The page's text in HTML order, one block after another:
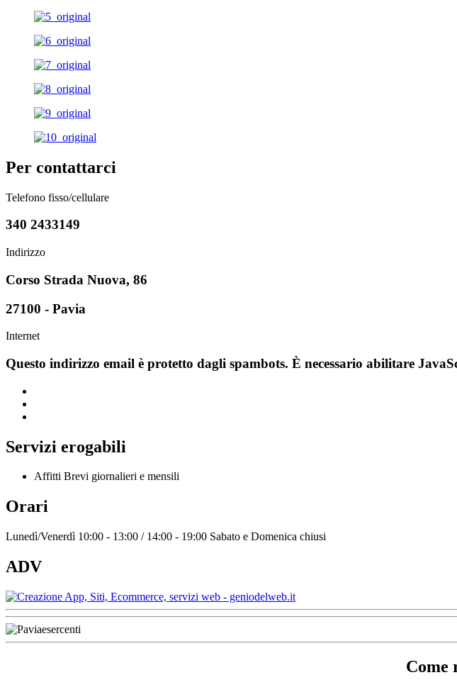
Per contattarci
Telefono fisso/cellulare
340 2433149
Indirizzo
Corso Strada Nuova, 86
27100 - Pavia
Internet
Questo indirizzo email è protetto dagli spambots. È necessario abilitare
Servizi erogabili
Affitti Brevi giornalieri e mensili
Orari
Lunedì/Venerdì 10:00 - 13:00 / 14:00 - 19:00 Sabato e Domenica chiusi
ADV
Come